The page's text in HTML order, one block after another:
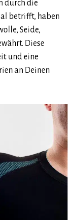
durch die
betrifft, haben
Seide,
Diese
und eine
an Deinen